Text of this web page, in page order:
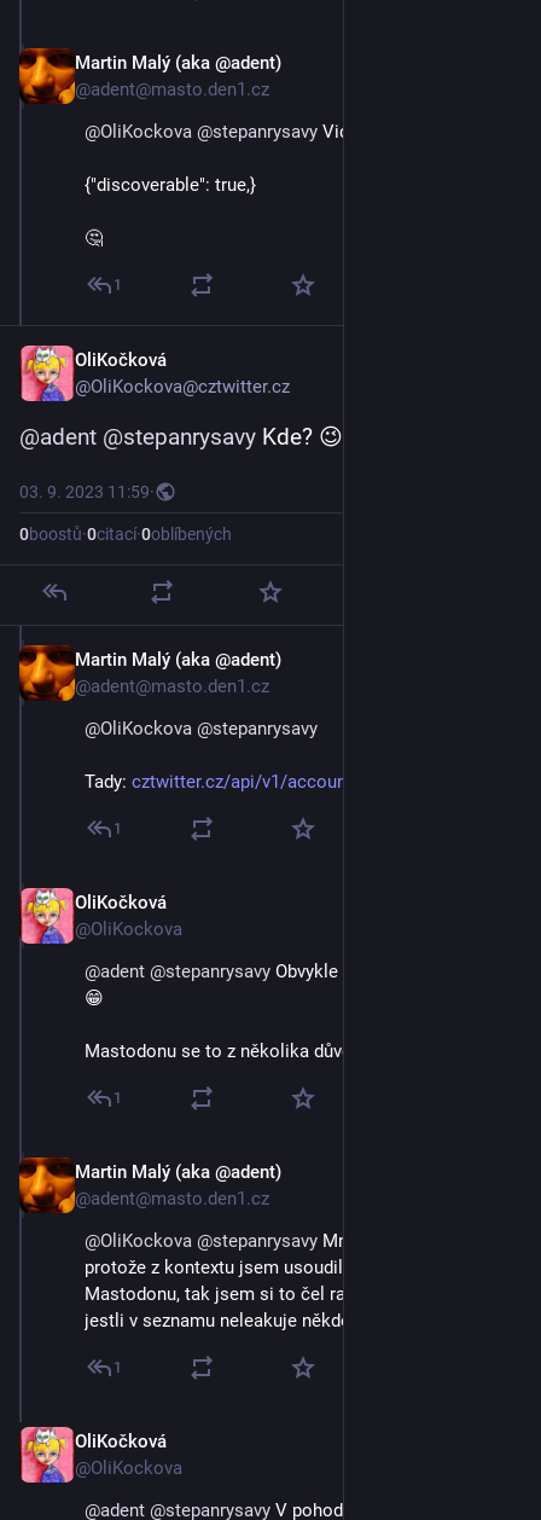
Martin Malý (aka @adent)
@adent@masto.den1.cz
@OliKockova @stepanrysavy Vidím tam
{"discoverable": true,}
🤔
1
OliKočková
@OliKockova@cztwitter.cz
@adent @stepanrysavy Kde? 😉
03. 9. 2023 11:59·
0boostů·0citací·0oblíbených
Martin Malý (aka @adent)
@adent@masto.den1.cz
@OliKockova @stepanrysavy
Tady: cztwitter.cz/api/v1/accounts/l
1
OliKočková
@OliKockova
@adent @stepanrysavy Obvykle zakázané vyhledání 😉
😁
Mastodonu se to z několika důvodů netýká 😉
1
Martin Malý (aka @adent)
@adent@masto.den1.cz
@OliKockova @stepanrysavy Mně to bylo divný,
protože z kontextu jsem usoudil, že je řeč o
Mastodonu, tak jsem si to čel radši zkontrolovat,
jestli v seznamu neleakuje někdo, kdo chce být skryt.
1
OliKočková
@OliKockova
@adent @stepanrysavy V pohodě, jsem ráda, že ses